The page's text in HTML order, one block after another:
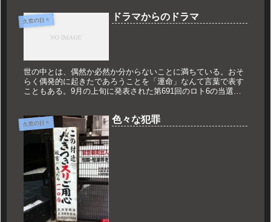
久世の日々 ドラマからのドラマ
世の中とは、偶然か必然か分からないことに満ちている。おそ
らく偶発的に起きたであろうことを「運命」なんて言葉で表す
こともある。9月の上旬に発表された第691回のロト6の当選発
久世の日々 色々な犯罪